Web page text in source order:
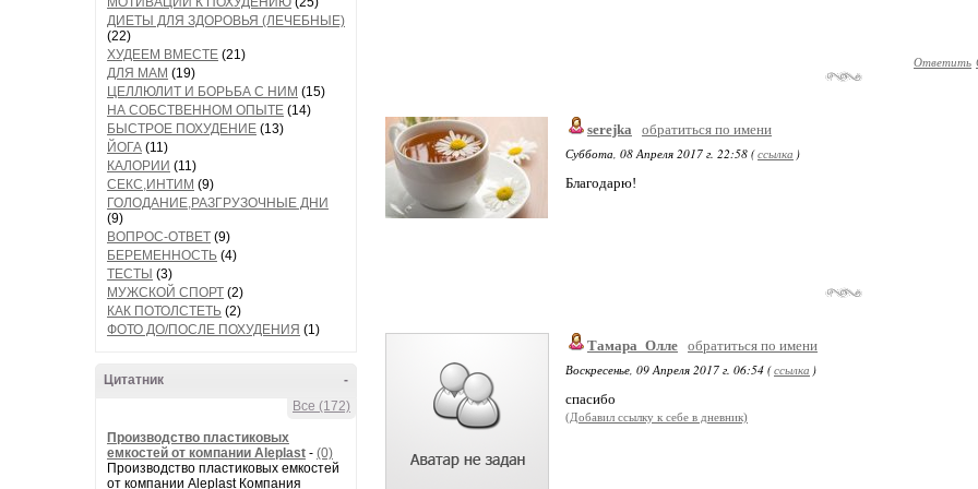
ДИЕТЫ ДЛЯ ЗДОРОВЬЯ (ЛЕЧЕБНЫЕ)
(22)
ХУДЕЕМ ВМЕСТЕ (21)
ДЛЯ МАМ (19)
ЦЕЛЛЮЛИТ И БОРЬБА С НИМ (15)
НА СОБСТВЕННОМ ОПЫТЕ (14)
БЫСТРОЕ ПОХУДЕНИЕ (13)
ЙОГА (11)
КАЛОРИИ (11)
СЕКС,ИНТИМ (9)
ГОЛОДАНИЕ,РАЗГРУЗОЧНЫЕ ДНИ
(9)
ВОПРОС-ОТВЕТ (9)
БЕРЕМЕННОСТЬ (4)
ТЕСТЫ (3)
МУЖСКОЙ СПОРТ (2)
КАК ПОТОЛСТЕТЬ (2)
ФОТО ДО/ПОСЛЕ ПОХУДЕНИЯ (1)
-
Цитатник
Все (172)
Производство пластиковых
емкостей от компании Aleplast - (0)
Производство пластиковых емкостей
от компании Aleplast Компания
Ответить
serejka
обратиться по имени
Суббота, 08 Апреля 2017 г. 22:58 (ссылка )
Благодарю!
Тамара_Олле обратиться по имени
Воскресенье, 09 Апреля 2017 г. 06:54 (ссылка )
спасибо
(Добавил ссылку к себе в дневник)